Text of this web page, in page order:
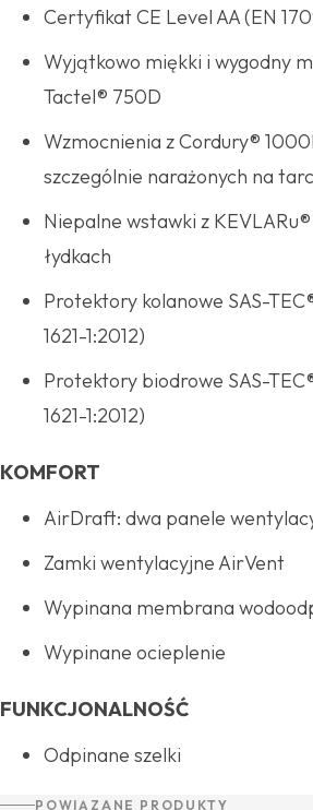
Certyfikat CE Level AA (EN
Wyjątkowo miękki i wygodny
Tactel® 750D
Wzmocnienia z Cordury®
szczególnie narażonych na
Niepalne wstawki z
łydkach
Protektory kolanowe SAS-
1621-1:2012)
Protektory biodrowe SAS-
1621-1:2012)
KOMFORT
AirDraft: dwa panele
Zamki wentylacyjne AirVent
Wypinana membrana
Wypinane ocieplenie
FUNKCJONALNOŚĆ
Odpinane szelki
POWIĄZANE PRODUKTY